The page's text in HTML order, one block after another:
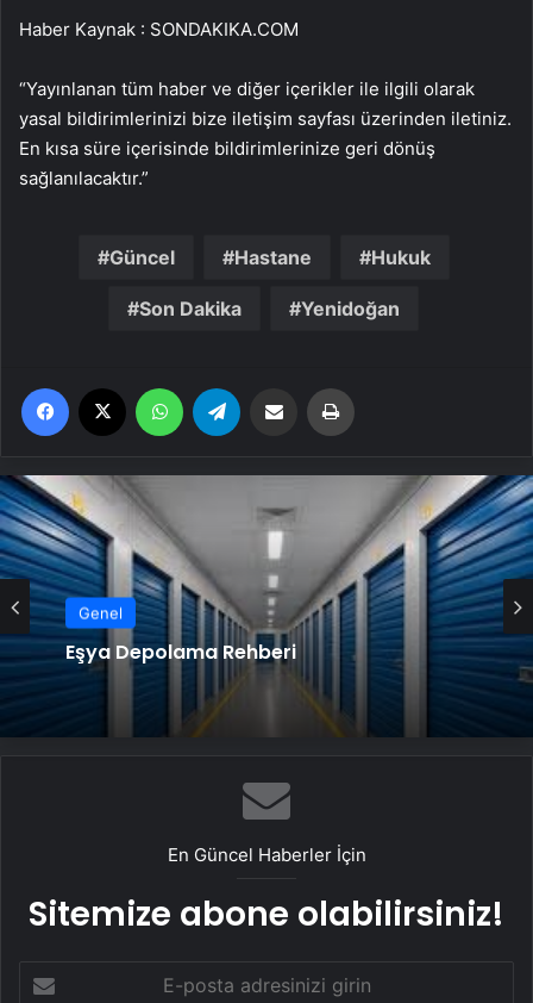
Haber Kaynak : SONDAKIKA.COM
“Yayınlanan tüm haber ve diğer içerikler ile ilgili olarak
yasal bildirimlerinizi bize iletişim sayfası üzerinden iletiniz.
En kısa süre içerisinde bildirimlerinize geri dönüş
sağlanılacaktır.”
Güncel Hastane Hukuk
Son Dakika Yenidoğan
Facebook WhatsApp Email'den paylaş
Genel
Eşya Depolama Rehberi
En Güncel Haberler İçin
Sitemize abone olabilirsiniz!
posta